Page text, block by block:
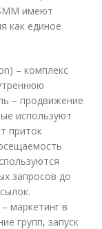
имеют
как единое
– комплекс
– продвижение
используют
приток
запросов до
маркетинг в
групп, запуск